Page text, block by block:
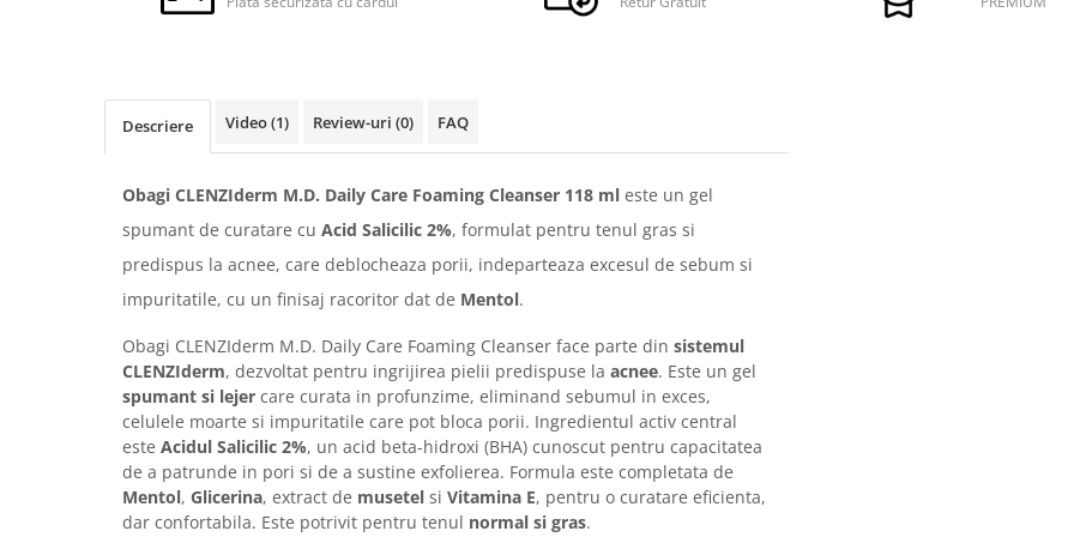
SKINBETTER
DERMIA SOLUTION
DSD de LUXE
Pure Balance
Colagen & Frumusete
Echilibru & Somn
Energie & Performanta
Descriere Video(1) Review-uri (0) FAQ
Obagi CLENZIderm M.D. Daily Care Foaming Cleanser 118 ml este un gel
spumant de curatare cu Acid Salicilic 2%, formulat pentru tenul gras si
predispus la acnee, care deblocheaza porii, indeparteaza excesul de sebum si
impuritatile, cu un finisaj racoritor dat de Mentol.
Obagi CLENZIderm M.D. Daily Care Foaming Cleanser face parte din sistemul
CLENZIderm, dezvoltat pentru ingrijirea pielii predispuse la acnee. Este un gel
spumant si lejer care curata in profunzime, eliminand sebumul in exces,
celulele moarte si impuritatile care pot bloca porii. Ingredientul activ central
este Acidul Salicilic 2%, un acid beta-hidroxi (BHA) cunoscut pentru capacitatea
de a patrunde in pori si de a sustine exfolierea. Formula este completata de
Mentol, Glicerina, extract de musetel si Vitamina E, pentru o curatare eficienta,
dar confortabila. Este potrivit pentru tenul normal si gras.